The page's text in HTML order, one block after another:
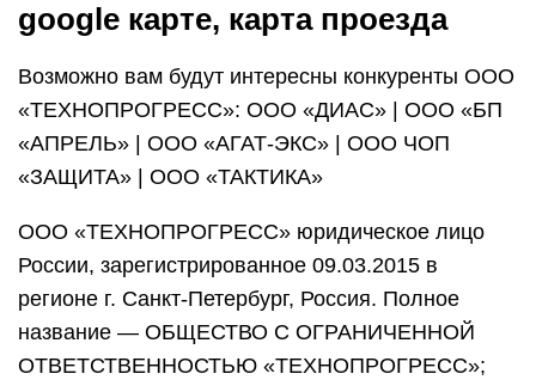
google карте, карта проезда
Возможно вам будут интересны конкуренты ООО
«ТЕХНОПРОГРЕСС»: ООО «ДИАС» | ООО «БП
«АПРЕЛЬ» | ООО «АГАТ-ЭКС» | ООО ЧОП
«ЗАЩИТА» | ООО «ТАКТИКА»
ООО «ТЕХНОПРОГРЕСС» юридическое лицо
России, зарегистрированное 09.03.2015 в
регионе г. Санкт-Петербург, Россия. Полное
название — ОБЩЕСТВО С ОГРАНИЧЕННОЙ
ОТВЕТСТВЕННОСТЬЮ «ТЕХНОПРОГРЕСС»;